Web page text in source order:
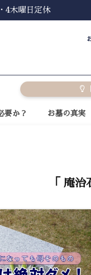
4木曜日定休
要か？ お墓の真実
「 庵